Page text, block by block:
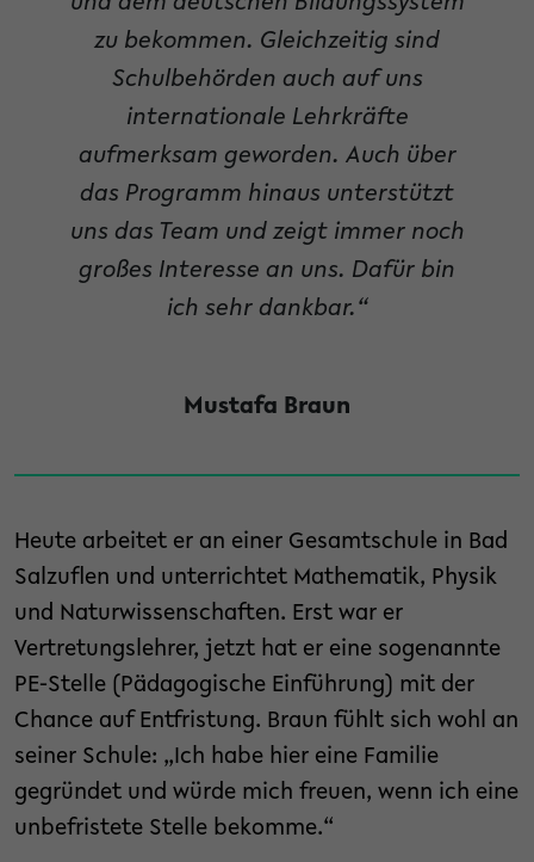
zu bekommen. Gleichzeitig sind
Schulbehörden auch auf uns
internationale Lehrkräfte
aufmerksam geworden. Auch über
das Programm hinaus unterstützt
uns das Team und zeigt immer noch
großes Interesse an uns. Dafür bin
ich sehr dankbar.“
Mustafa Braun
Heute arbeitet er an einer Gesamtschule in Bad
Salzuflen und unterrichtet Mathematik, Physik
und Naturwissenschaften. Erst war er
Vertretungslehrer, jetzt hat er eine sogenannte
PE-Stelle (Pädagogische Einführung) mit der
Chance auf Entfristung. Braun fühlt sich wohl an
seiner Schule: „Ich habe hier eine Familie
gegründet und würde mich freuen, wenn ich eine
unbefristete Stelle bekomme.“